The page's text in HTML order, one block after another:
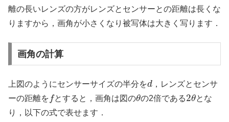
離の長いレンズの方がレンズとセンサーとの距離は長くな
りますから，画角が小さくなり被写体は大きく写ります．
画角の計算
上図のようにセンサーサイズの半分をdd ，レンズとセンサ
ーの距離を fとすると，画角は図のθ
θの2倍である2θ
2θとな
り，以下の式で表せます．